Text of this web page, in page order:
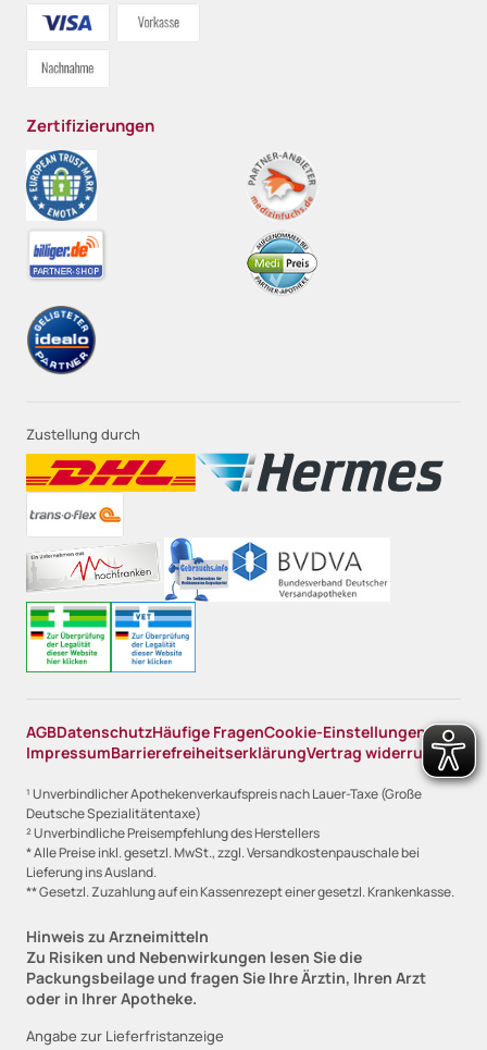
Zertifizierungen
Zustellung durch
AGBDatenschutzHäufige FragenCookie-Einstellungen
ImpressumBarrierefreiheitserklärungVertrag widerrufen
¹ Unverbindlicher Apothekenverkaufspreis nach Lauer-Taxe (Große
Deutsche Spezialitätentaxe)
² Unverbindliche Preisempfehlung des Herstellers
* Alle Preise inkl. gesetzl. MwSt., zzgl. Versandkostenpauschale bei
Lieferung ins Ausland.
** Gesetzl. Zuzahlung auf ein Kassenrezept einer gesetzl. Krankenkasse.
Hinweis zu Arzneimitteln
Zu Risiken und Nebenwirkungen lesen Sie die
Packungsbeilage und fragen Sie Ihre Ärztin, Ihren Arzt
oder in Ihrer Apotheke.
Angabe zur Lieferfristanzeige